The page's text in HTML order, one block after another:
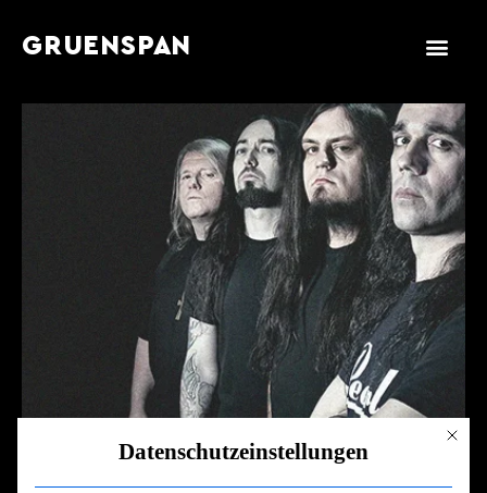
GRUENSPAN
Mit
Datenschutzeinstellungen